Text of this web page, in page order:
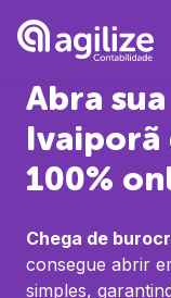
Abra
Ivaiporã
100%
Chega de
consegue abrir
simples,